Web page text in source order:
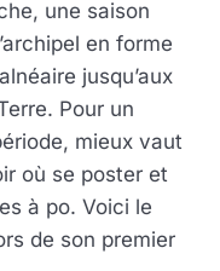
une saison
en forme
jusqu’aux
Pour un
mieux vaut
où se poster et
à po. Voici le
de son premier